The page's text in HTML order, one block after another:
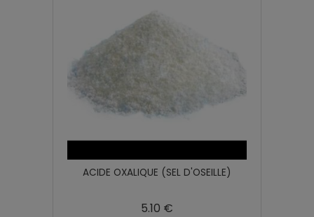
ACIDE OXALIQUE (SEL D'OSEILLE)
5.10 €